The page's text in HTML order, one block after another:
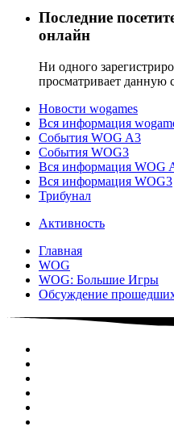
Последние
онлайн
Ни одного
просматривает данную
Новости wogames
Вся информация
События WOG A3
События WOG3
Вся информация WOG
Вся информация WOG3
Трибунал
Активность
Главная
WOG
WOG: Большие Игры
Обсуждение